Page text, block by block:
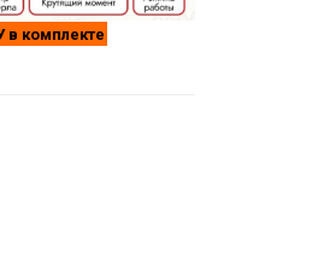
в комплекте